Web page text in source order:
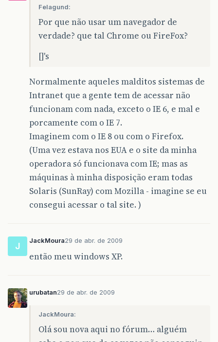
Felagund:
Por que não usar um navegador de
verdade? que tal Chrome ou FireFox?
[]'s
Normalmente aqueles malditos sistemas de
Intranet que a gente tem de acessar não
funcionam com nada, exceto o IE 6, e mal e
porcamente com o IE 7.
Imaginem com o IE 8 ou com o Firefox.
(Uma vez estava nos EUA e o site da minha
operadora só funcionava com IE; mas as
máquinas à minha disposição eram todas
Solaris (SunRay) com Mozilla - imagine se eu
consegui acessar o tal site. )
J
JackMoura29 de abr. de 2009
então meu windows XP.
urubatan29 de abr. de 2009
JackMoura:
Olá sou nova aqui no fórum… alguém